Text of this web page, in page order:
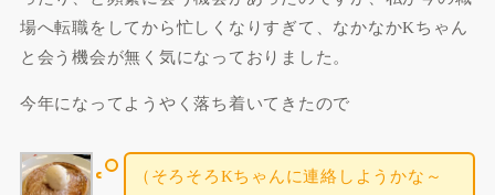
場へ転職をしてから忙しくなりすぎて、なかなかKちゃん
と会う機会が無く気になっておりました。
今年になってようやく落ち着いてきたので
（そろそろKちゃんに連絡しようかな～